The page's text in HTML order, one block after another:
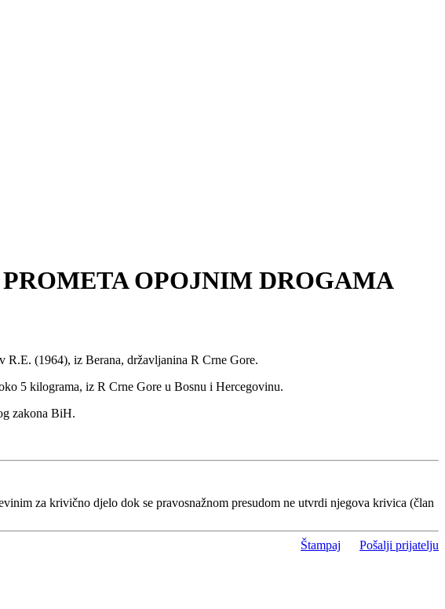
OPOJNIM DROGAMA
(1964), iz Berana, državljanina R Crne Gore.
5 kilograma, iz R Crne Gore u Bosnu i Hercegovinu.
zakona BiH.
za krivično djelo dok se pravosnažnom presudom ne utvrdi njegova krivica (član
Štampaj Pošalji prijatelju